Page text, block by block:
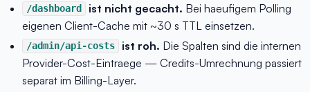
/dashboard ist nicht gecacht. Bei haeufigem Polling
eigenen Client-Cache mit ~30 s TTL einsetzen.
/admin/api-costs ist roh. Die Spalten sind die internen
Provider-Cost-Eintraege — Credits-Umrechnung passiert
separat im Billing-Layer.